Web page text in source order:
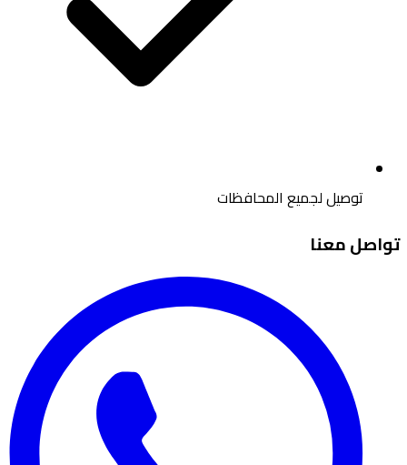
توصيل لجميع المحافظات
معنا